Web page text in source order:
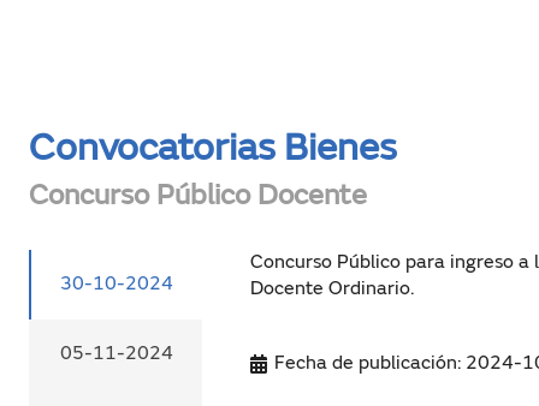
Convocatorias Bienes
Concurso Público Docente
30-10-2024
05-11-2024
Concurso Público para ingreso a
Docente Ordinario.
Fecha de publicación: 2024-